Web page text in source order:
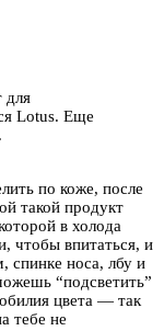
для
Lotus. Еще
по коже, после
такой продукт
в холода
чтобы впитаться, и
спинке носа, лбу и
“подсветить”
цвета — так
тебе не